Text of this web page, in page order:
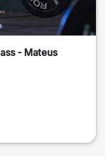
- Mateus